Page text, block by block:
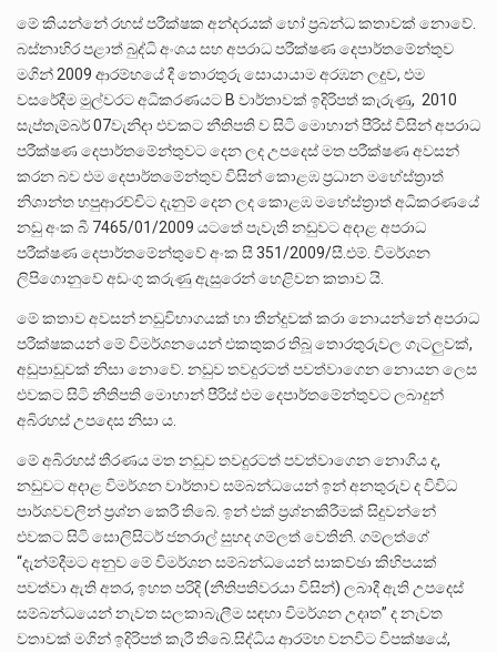
මේ කියන්නේ රහස් පරීක්ෂක අන්දරයක් හෝ ප්‍රබන්ධ කතාවක් නොවේ.
බස්නාහිර පළාත් බුද්ධි අංශය සහ අපරාධ පරීක්ෂණ දෙපාර්තමේන්තුව
මගින් 2009 ආරම්භයේ දී තොරතුරු සොයායාම අරඹන ලදුව, එම
වසරේදීම මුල්වරට අධිකරණයට B වාර්තාවක් ඉදිරිපත් කැරුණු, 2010
සැප්තැම්බර් 07වැනිදා එවකට නීතිපති ව සිටි මොහාන් පීරිස් විසින් අපරාධ
පරීක්ෂණ දෙපාර්තමේන්තුවට දෙන ලද උපදෙස් මත පරීක්ෂණ අවසන්
කරන බව එම දෙපාර්තමේන්තුව විසින් කොළඹ ප්‍රධාන මහේස්ත්‍රාත්
නිශාන්ත හපුආරච්චිට දැනුම් දෙන ලද කොළඹ මහේස්ත්‍රාත් අධිකරණයේ
නඩු අංක බී 7465/01/2009 යටතේ පැවැති නඩුවට අදාළ අපරාධ
පරීක්ෂණ දෙපාර්තමේන්තුවේ අංක සී 351/2009/සී‍.එම්. විමර්ශන
ලිපිගොනුවේ අඩංගු කරුණු ඇසුරෙන් හෙළිවන කතාව යි.
මේ කතාව අවසන් නඩුවිභාගයක් හා තීන්දුවක් කරා නොයන්නේ අපරාධ
පරීක්ෂකයන් මේ විමර්ශනයෙන් එකතුකර තිබූ තොරතුරුවල ගැටලුවක්,
අඩුපාඩුවක් නිසා නොවේ. නඩුව තවදුරටත් පවත්වාගෙන නොයන ලෙස
එවකට සිටි නීතිපති මොහාන් පීරිස් එම දෙපාර්තමේන්තුවට ලබාදුන්
අබිරහස් උපදෙස නිසා ය.
මේ අබිරහස් තීරණය මත නඩුව තවදුරටත් පවත්වාගෙන නොගිය ද,
නඩුවට අදාළ විමර්ශන වාර්තාව සම්බන්ධයෙන් ඉන් අනතුරුව ද විවිධ
පාර්ශවවලින් ප්‍රශ්න කෙරී තිබේ. ඉන් එක් ප්‍රශ්නකිරීමක් සිදුවන්නේ
එවකට සිටි සොලිසිටර් ජනරාල් සුහද ගම්ලත් වෙතිනි‍‍. ගම්ලත්ගේ
“දැන්ම්දීමට අනුව මේ විමර්ශන සම්බන්ධයෙන් සාකච්ඡා කිහිපයක්
පවත්වා ඇති අතර, ඉහත පරිදි (නීතිපතිවරයා විසින්) ලබාදී ඇති උපදෙස්
සම්බන්ධයෙන් නැවත සලකාබැලීම සඳහා විමර්ශන උදෘත” ද නැවත
වතාවක් මගින් ඉදිරිපත් කැරී තිබේ.සිද්ධිය ආරම්භ වනවිට විපක්ෂයේ,